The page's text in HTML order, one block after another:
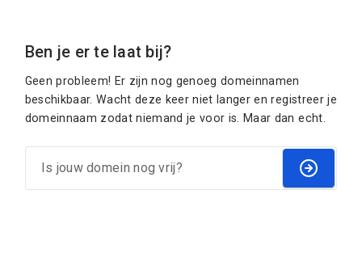
Ben je er te laat bij?
Geen probleem! Er zijn nog genoeg domeinnamen
beschikbaar. Wacht deze keer niet langer en registreer je
domeinnaam zodat niemand je voor is. Maar dan echt.